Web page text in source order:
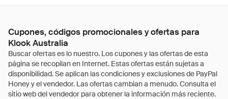
Cupones, códigos promocionales y ofertas para
Klook Australia